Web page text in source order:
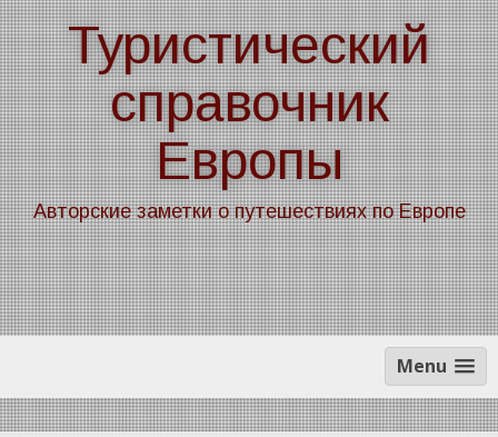
Skip
to
content
Туристический
справочник
Европы
Авторские заметки о путешествиях по Европе
Menu